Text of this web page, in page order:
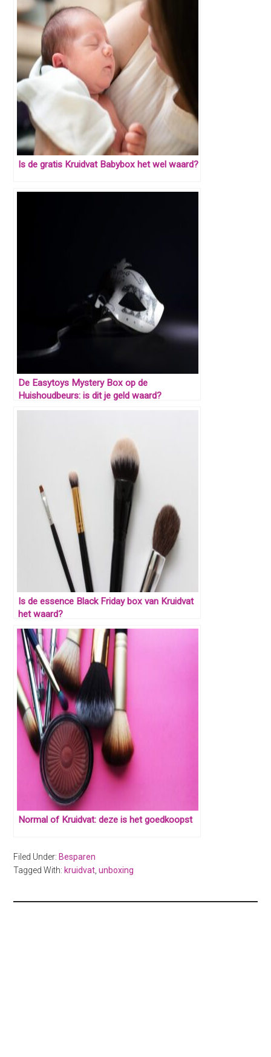
Is de gratis Kruidvat Babybox het wel waard?
De Easytoys Mystery Box op de
Huishoudbeurs: is dit je geld waard?
Is de essence Black Friday box van Kruidvat
het waard?
Normal of Kruidvat: deze is het goedkoopst
Filed Under: Besparen
Tagged With: kruidvat ,unboxing